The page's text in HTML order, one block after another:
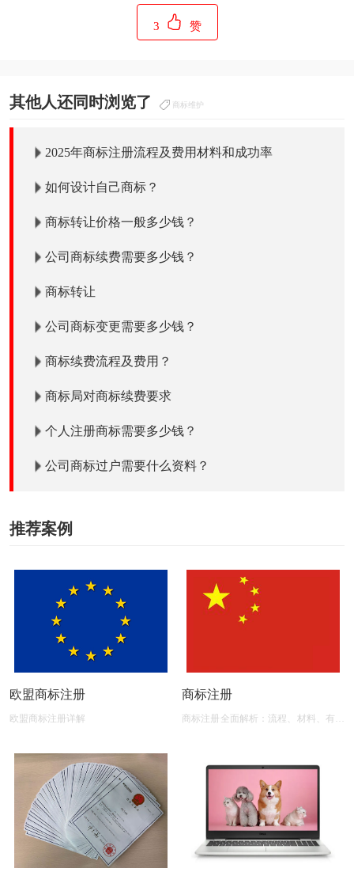
3 赞
其他人还同时浏览了 商标维护
2025年商标注册流程及费用材料和成功率
如何设计自己商标？
商标转让价格一般多少钱？
公司商标续费需要多少钱？
商标转让
公司商标变更需要多少钱？
商标续费流程及费用？
商标局对商标续费要求
个人注册商标需要多少钱？
公司商标过户需要什么资料？
推荐案例
欧盟商标注册
欧盟商标注册详解
商标注册
商标注册全面解析：流程、材料、有效